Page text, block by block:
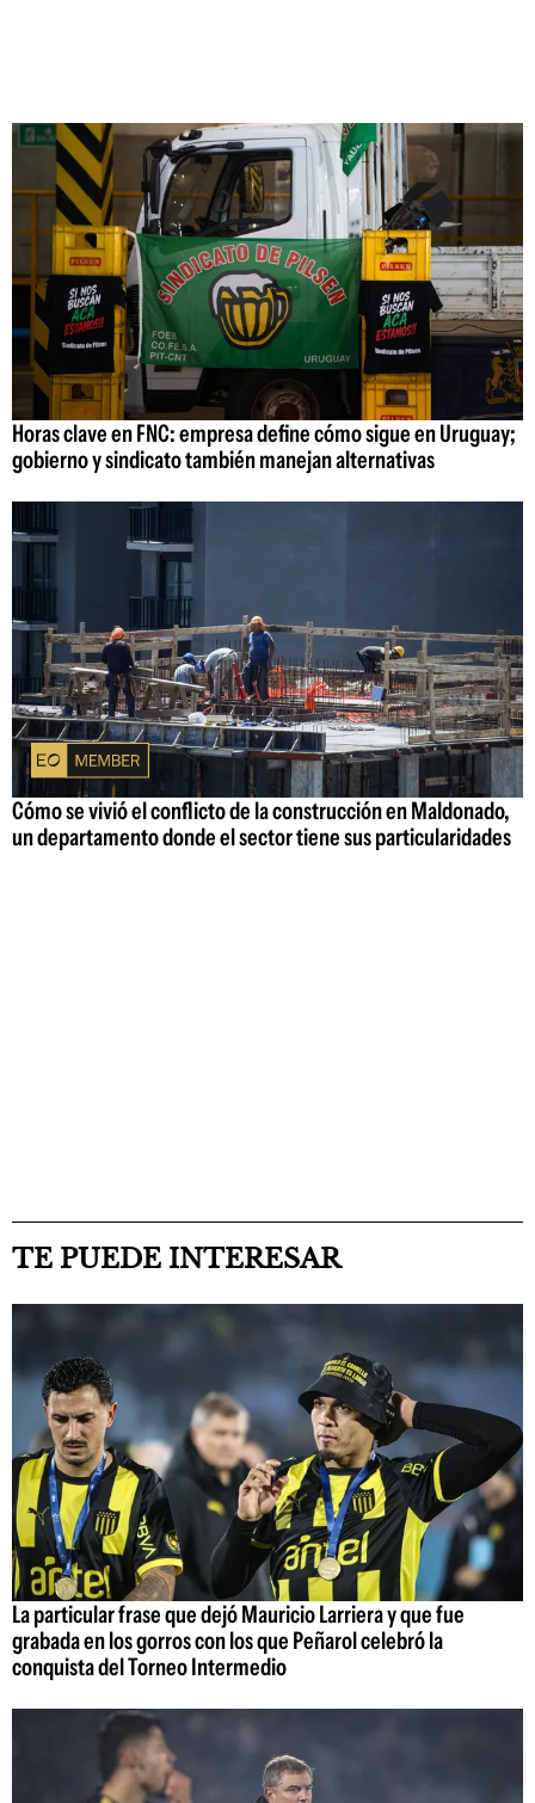
Horas clave en FNC: empresa define cómo sigue en Uruguay;
gobierno y sindicato también manejan alternativas
Cómo se vivió el conflicto de la construcción en Maldonado,
un departamento donde el sector tiene sus particularidades
TE PUEDE INTERESAR
La particular frase que dejó Mauricio Larriera y que fue
grabada en los gorros con los que Peñarol celebró la
conquista del Torneo Intermedio